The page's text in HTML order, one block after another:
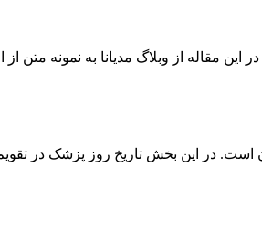
این مقاله از وبلاگ مدیانا به نمونه
تاریخ روز پزشک در تقویم سال ۱۴۰۱ را بررسی